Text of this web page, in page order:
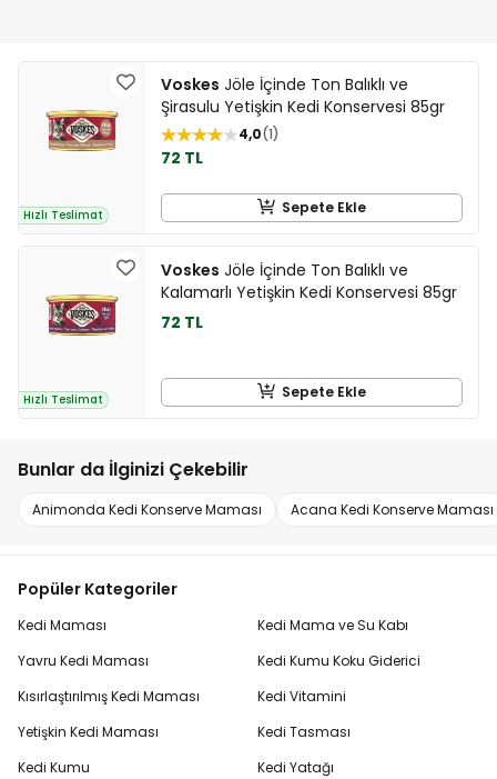
Hızlı Teslimat
Voskes Jöle İçinde Ton Balıklı ve
Şirasulu Yetişkin Kedi Konservesi 85gr
4,0 1
72 TL
Sepete Ekle
Hızlı Teslimat
Voskes Jöle İçinde Ton Balıklı ve
Kalamarlı Yetişkin Kedi Konservesi 85gr
72 TL
Sepete Ekle
Bunlar da İlginizi Çekebilir
Animonda Kedi Konserve Maması Acana Kedi Konserve Maması
Popüler Kategoriler
Kedi Maması
Yavru Kedi Maması
Kısırlaştırılmış Kedi Maması
Yetişkin Kedi Maması
Kedi Kumu
Kedi Mama ve Su Kabı
Kedi Kumu Koku Giderici
Kedi Vitamini
Kedi Tasması
Kedi Yatağı